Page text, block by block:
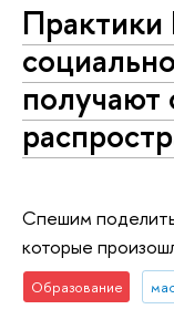
Практики
получают
Спешим
которые
Образование